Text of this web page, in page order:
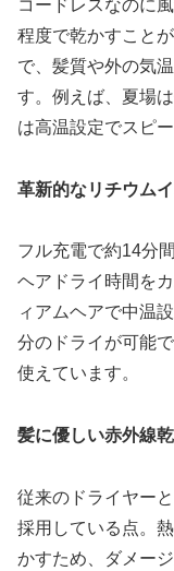
コードレスなのに
程度で乾かすこと
で、髪質や外の気
す。例えば、夏場
は高温設定でスピ
革新的なリチウム
フル充電で約14分
ヘアドライ時間を
ィアムヘアで中温
分のドライが可能
使えています。
髪に優しい赤外線
従来のドライヤー
採用している点。
かすため、ダメー